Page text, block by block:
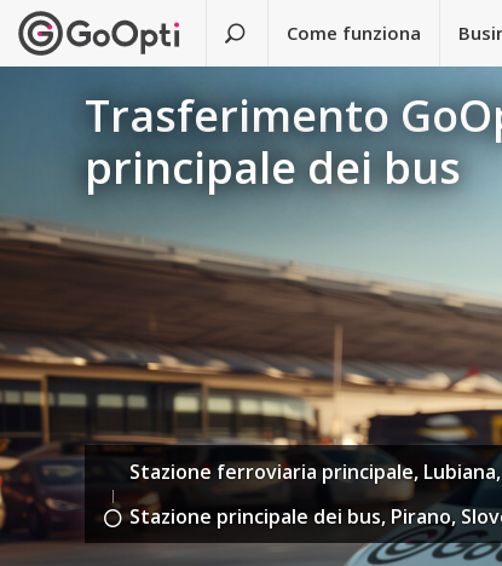
Come funziona
Trasferimento
principale dei bus
Stazione ferroviaria principale,
Stazione principale dei bus, Pirano,